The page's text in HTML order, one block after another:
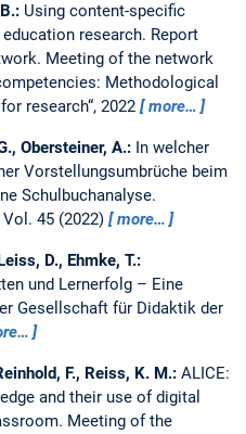
Using content-specific
research. Report
Meeting of the network
Methodological
research“, 2022
more…
Obersteiner, A.: In welcher
Vorstellungsumbrüche beim
Schulbuchanalyse.
45 (2022)
more…
D., Ehmke, T.:
und Lernerfolg – Eine
Gesellschaft für Didaktik der
F., Reiss, K. M.: ALICE:
and their use of digital
Meeting of the